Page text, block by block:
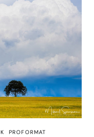
PROFORMAT